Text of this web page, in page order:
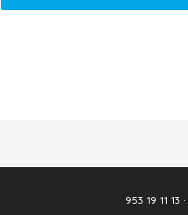
953 19 11 13 ·